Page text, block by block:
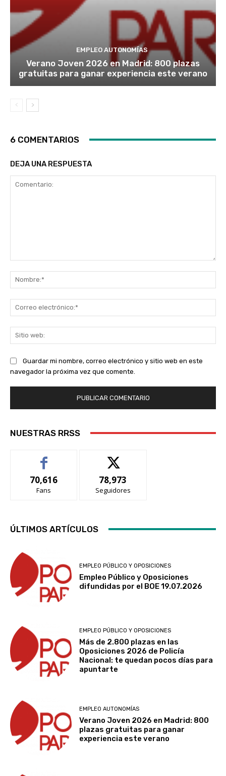
EMPLEO AUTONOMÍAS
Verano Joven 2026 en Madrid: 800 plazas
gratuitas para ganar experiencia este verano
6 COMENTARIOS
DEJA UNA RESPUESTA
Guardar mi nombre, correo electrónico y sitio web en este
navegador la próxima vez que comente.
NUESTRAS RRSS
70,616
Fans
78,973
Seguidores
ÚLTIMOS ARTÍCULOS
EMPLEO PÚBLICO Y OPOSICIONES
Empleo Público y Oposiciones
difundidas por el BOE 19.07.2026
EMPLEO PÚBLICO Y OPOSICIONES
Más de 2.800 plazas en las
Oposiciones 2026 de Policía
Nacional: te quedan pocos días para
apuntarte
EMPLEO AUTONOMÍAS
Verano Joven 2026 en Madrid: 800
plazas gratuitas para ganar
experiencia este verano